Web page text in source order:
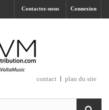
Connexion
Contactez-nous
contact plan du site